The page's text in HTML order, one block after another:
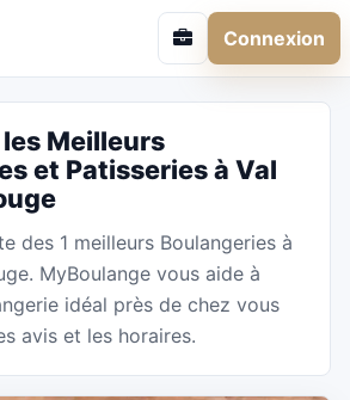
Connexion
Meilleurs
et Patisseries à Val
des 1 meilleurs Boulangeries à
MyBoulange vous aide à
idéal près de chez vous
avis et les horaires.